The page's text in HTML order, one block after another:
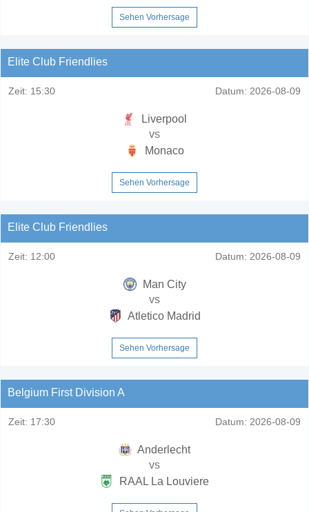
Sehen Vorhersage
Elite Club Friendlies
Zeit: 15:30 Datum: 2026-08-09
Liverpool
vs
Monaco
Sehen Vorhersage
Elite Club Friendlies
Zeit: 12:00 Datum: 2026-08-09
Man City
vs
Atletico Madrid
Sehen Vorhersage
Belgium First Division A
Zeit: 17:30 Datum: 2026-08-09
Anderlecht
vs
RAAL La Louviere